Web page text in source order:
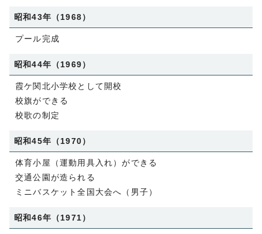
昭和43年（1968）
プール完成
昭和44年（1969）
霞ケ関北小学校として開校
校旗ができる
校歌の制定
昭和45年（1970）
体育小屋（運動用具入れ）ができる
交通公園が造られる
ミニバスケット全国大会へ（男子）
昭和46年（1971）